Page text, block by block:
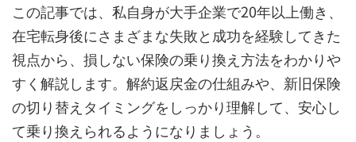
この記事では、私自身が大手企業で20年以上働き、
在宅転身後にさまざまな失敗と成功を経験してきた
視点から、損しない保険の乗り換え方法をわかりや
すく解説します。解約返戻金の仕組みや、新旧保険
の切り替えタイミングをしっかり理解して、安心し
て乗り換えられるようになりましょう。